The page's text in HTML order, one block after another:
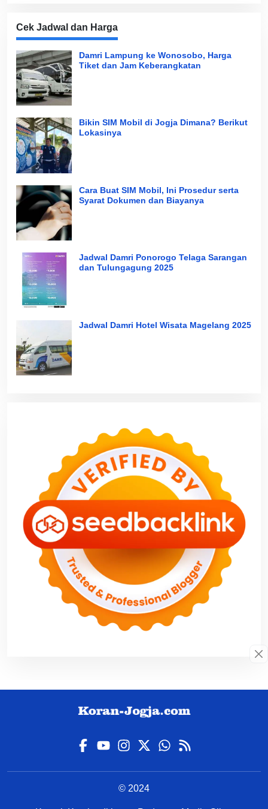
Cek Jadwal dan Harga
Damri Lampung ke Wonosobo, Harga
Tiket dan Jam Keberangkatan
Bikin SIM Mobil di Jogja Dimana? Berikut
Lokasinya
Cara Buat SIM Mobil, Ini Prosedur serta
Syarat Dokumen dan Biayanya
Jadwal Damri Ponorogo Telaga Sarangan
dan Tulungagung 2025
Jadwal Damri Hotel Wisata Magelang 2025
© 2024